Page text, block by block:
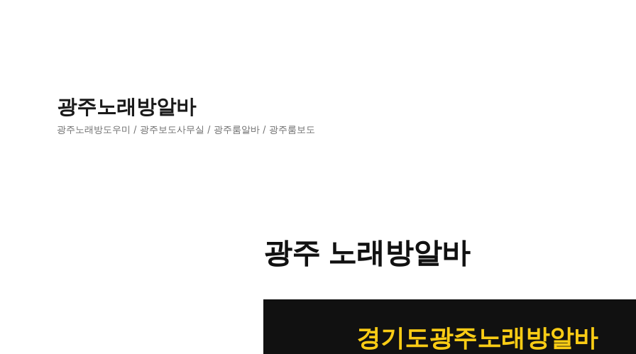
광주노래방알바
광주노래방도우미 / 광주보도사무실 / 광주룸알바 / 광주룸보도
광주 노래방알바
경기도광주노래방알바